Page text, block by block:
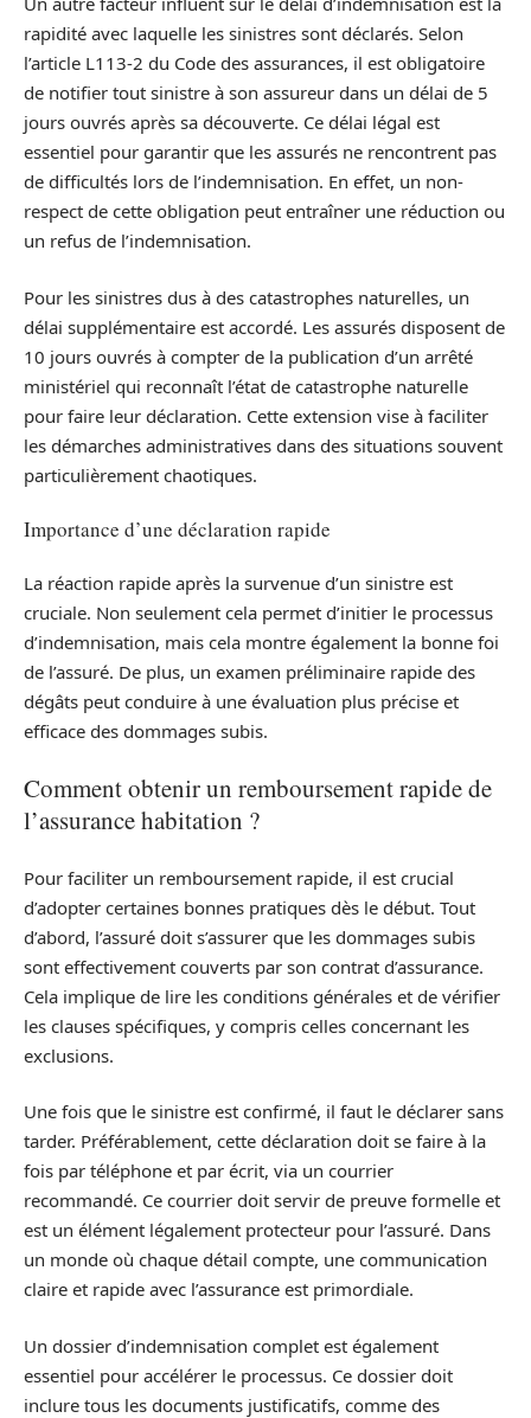
rapidité avec laquelle les sinistres sont déclarés. Selon
l’article L113-2 du Code des assurances, il est obligatoire
de notifier tout sinistre à son assureur dans un délai de 5
jours ouvrés après sa découverte. Ce délai légal est
essentiel pour garantir que les assurés ne rencontrent pas
de difficultés lors de l’indemnisation. En effet, un non-
respect de cette obligation peut entraîner une réduction ou
un refus de l’indemnisation.
Pour les sinistres dus à des catastrophes naturelles, un
délai supplémentaire est accordé. Les assurés disposent de
10 jours ouvrés à compter de la publication d’un arrêté
ministériel qui reconnaît l’état de catastrophe naturelle
pour faire leur déclaration. Cette extension vise à faciliter
les démarches administratives dans des situations souvent
particulièrement chaotiques.
Importance d’une déclaration rapide
La réaction rapide après la survenue d’un sinistre est
cruciale. Non seulement cela permet d’initier le processus
d’indemnisation, mais cela montre également la bonne foi
de l’assuré. De plus, un examen préliminaire rapide des
dégâts peut conduire à une évaluation plus précise et
efficace des dommages subis.
Comment obtenir un remboursement rapide de
l’assurance habitation ?
Pour faciliter un remboursement rapide, il est crucial
d’adopter certaines bonnes pratiques dès le début. Tout
d’abord, l’assuré doit s’assurer que les dommages subis
sont effectivement couverts par son contrat d’assurance.
Cela implique de lire les conditions générales et de vérifier
les clauses spécifiques, y compris celles concernant les
exclusions.
Une fois que le sinistre est confirmé, il faut le déclarer sans
tarder. Préférablement, cette déclaration doit se faire à la
fois par téléphone et par écrit, via un courrier
recommandé. Ce courrier doit servir de preuve formelle et
est un élément légalement protecteur pour l’assuré. Dans
un monde où chaque détail compte, une communication
claire et rapide avec l’assurance est primordiale.
Un dossier d’indemnisation complet est également
essentiel pour accélérer le processus. Ce dossier doit
inclure tous les documents justificatifs, comme des